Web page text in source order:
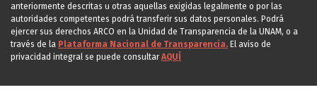
anteriormente descritas u otras aquellas exigidas legalmente o por las
autoridades competentes podrá transferir sus datos personales. Podrá
ejercer sus derechos ARCO en la Unidad de Transparencia de la UNAM, o a
través de la Plataforma Nacional de Transparencia. El aviso de
privacidad integral se puede consultarAQUÍ